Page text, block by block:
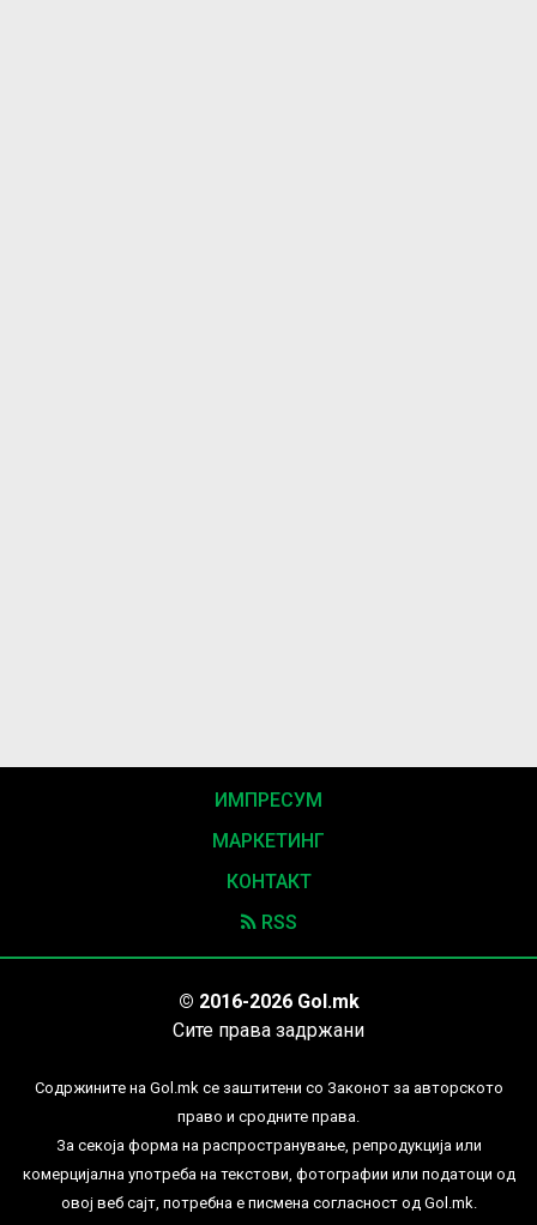
ИМПРЕСУМ
МАРКЕТИНГ
КОНТАКТ
RSS
© 2016-2026 Gol.mk
Сите права задржани
Содржините на Gol.mk се заштитени со Законот за авторското
право и сродните права.
За секоја форма на распространување, репродукција или
комерцијална употреба на текстови, фотографии или податоци од
овој веб сајт, потребна е писмена согласност од Gol.mk.